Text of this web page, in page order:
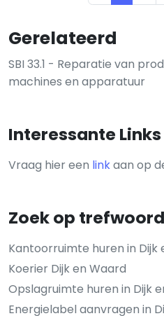
Gerelateerd
SBI 33.1 - Reparatie van
machines en apparatuur
Interessante Links
Vraag hier een linkaan op
Zoek op trefwoord
Kantoorruimte huren in Dijk
Koerier Dijk en Waard
Opslagruimte huren in Dijk
Energielabel aanvragen in